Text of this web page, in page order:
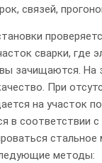
связей,
сварки, где
зачищаются. На
При
на участок
в соответствии с
стальное
методы: